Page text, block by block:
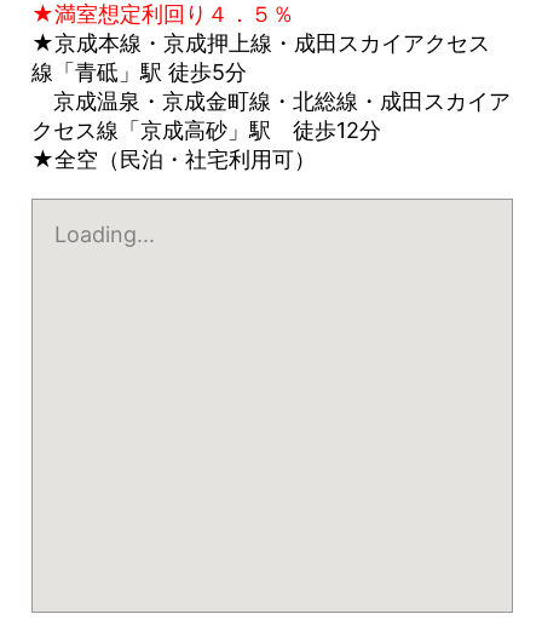
★満室想定利回り４．５％
★京成本線・京成押上線・成田スカイアクセス
線「青砥」駅 徒歩5分
京成温泉・京成金町線・北総線・成田スカイア
クセス線「京成高砂」駅 徒歩12分
★全空（民泊・社宅利用可）
Loading...